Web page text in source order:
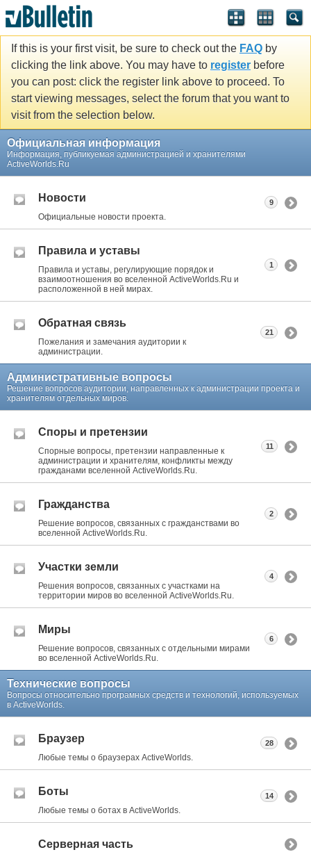
If this is your first visit, be sure to check out the FAQ by
clicking the link above. You may have to register before
you can post: click the register link above to proceed. To
start viewing messages, select the forum that you want to
visit from the selection below.
Официальная информация
Информация, публикуемая администрацией и хранителями
ActiveWorlds.Ru
Новости
Официальные новости проекта.
9
Правила и уставы
Правила и уставы, регулирующие порядок и
взаимоотношения во вселенной ActiveWorlds.Ru и
расположенной в ней мирах.
1
Обратная связь
Пожелания и замечания аудитории к
администрации.
21
Административные вопросы
Решение вопросов аудитории, направленных к администрации проекта и
хранителям отдельных миров.
Споры и претензии
Спорные вопросы, претензии направленные к
администрации и хранителям, конфликты между
гражданами вселенной ActiveWorlds.Ru.
11
Гражданства
Решение вопросов, связанных с гражданствами во
вселенной ActiveWorlds.Ru.
2
Участки земли
Решения вопросов, связанных с участками на
территории миров во вселенной ActiveWorlds.Ru.
4
Миры
Решение вопросов, связанных с отдельными мирами
во вселенной ActiveWorlds.Ru.
6
Технические вопросы
Вопросы относительно програмных средств и технологий, используемых
в ActiveWorlds.
Браузер
Любые темы о браузерах ActiveWorlds.
28
Боты
Любые темы о ботах в ActiveWorlds.
14
Серверная часть